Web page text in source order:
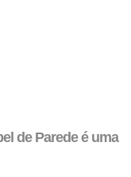
de Parede é uma